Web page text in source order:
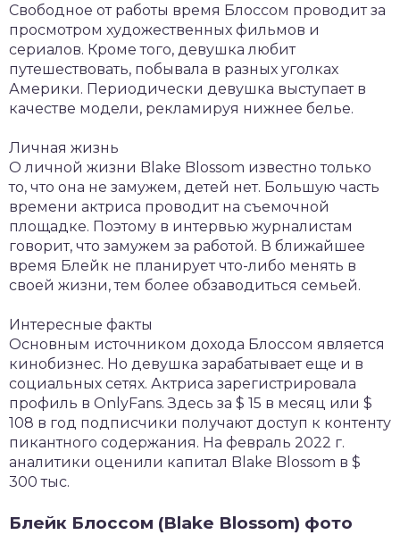
Свободное от работы время Блоссом проводит за
просмотром художественных фильмов и
сериалов. Кроме того, девушка любит
путешествовать, побывала в разных уголках
Америки. Периодически девушка выступает в
качестве модели, рекламируя нижнее белье.
Личная жизнь
О личной жизни Blake Blossom известно только
то, что она не замужем, детей нет. Большую часть
времени актриса проводит на съемочной
площадке. Поэтому в интервью журналистам
говорит, что замужем за работой. В ближайшее
время Блейк не планирует что-либо менять в
своей жизни, тем более обзаводиться семьей.
Интересные факты
Основным источником дохода Блоссом является
кинобизнес. Но девушка зарабатывает еще и в
социальных сетях. Актриса зарегистрировала
профиль в OnlyFans. Здесь за $ 15 в месяц или $
108 в год подписчики получают доступ к контенту
пикантного содержания. На февраль 2022 г.
аналитики оценили капитал Blake Blossom в $
300 тыс.
Блейк Блоссом (Blake Blossom) фото